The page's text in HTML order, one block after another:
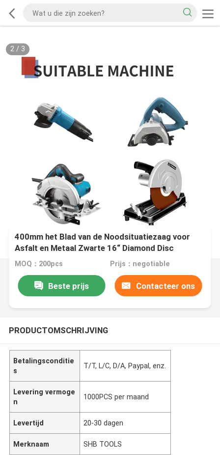
2/ 3
400mm het Blad van de Noodsituatiezaag voor
Asfalt en Metaal Zwarte 16“ Diamond Disc
MOQ：200pcs Prijs：negotiable
Beste prijs Contacteer ons
PRODUCTOMSCHRIJVING
Betalingsconditie
s
T/T, L/C, D/A, Paypal, enz.
Levering vermoge
n
1000PCS per maand
Levertijd 20-30 dagen
Merknaam SHB TOOLS